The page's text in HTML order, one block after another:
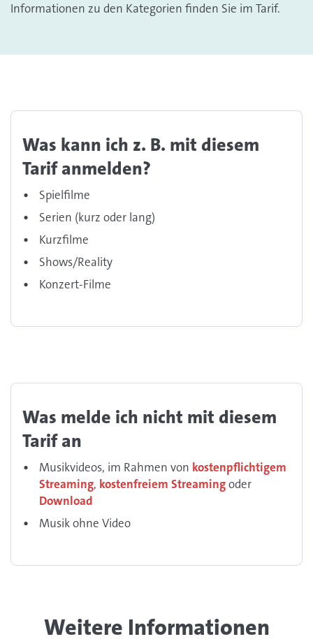
Informationen zu den Kategorien finden Sie im Tarif.
Was kann ich z. B. mit diesem
Tarif anmelden?
Spielfilme
Serien (kurz oder lang)
Kurzfilme
Shows/Reality
Konzert-Filme
Was melde ich nicht mit diesem
Tarif an
Musikvideos, im Rahmen von kostenpflichtigem
Streaming, kostenfreiem Streamingoder
Download
Musik ohne Video
Weitere Informationen